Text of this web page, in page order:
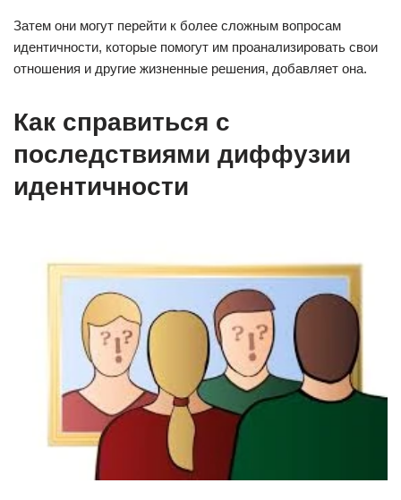
Затем они могут перейти к более сложным вопросам
идентичности, которые помогут им проанализировать свои
отношения и другие жизненные решения, добавляет она.
Как справиться с
последствиями диффузии
идентичности